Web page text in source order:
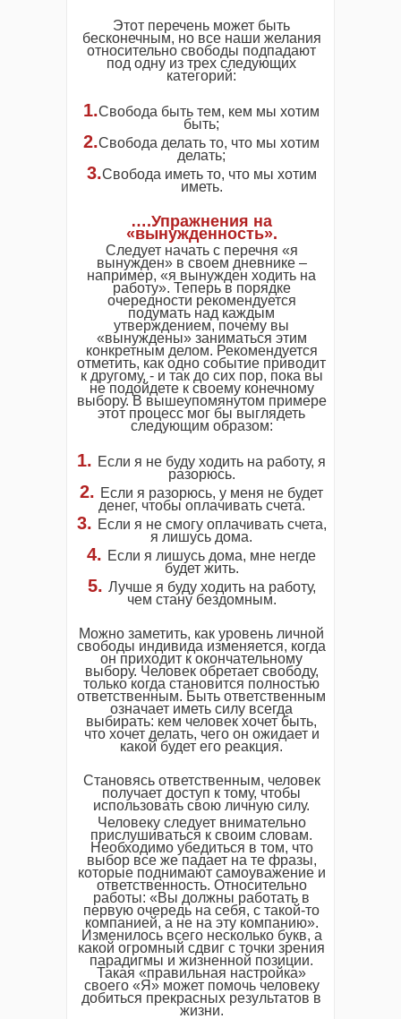
Этот перечень может быть
бесконечным, но все наши желания
относительно свободы подпадают
под одну из трех следующих
категорий:
1.Свобода быть тем, кем мы хотим
быть;
2.Свобода делать то, что мы хотим
делать;
3.Свобода иметь то, что мы хотим
иметь.
….Упражнения на
«вынужденность».
Следует начать с перечня «я
вынужден» в своем дневнике –
например, «я вынужден ходить на
работу». Теперь в порядке
очередности рекомендуется
подумать над каждым
утверждением, почему вы
«вынуждены» заниматься этим
конкретным делом. Рекомендуется
отметить, как одно событие приводит
к другому, - и так до сих пор, пока вы
не подойдете к своему конечному
выбору. В вышеупомянутом примере
этот процесс мог бы выглядеть
следующим образом:
1. Если я не буду ходить на работу, я
разорюсь.
2. Если я разорюсь, у меня не будет
денег, чтобы оплачивать счета.
3. Если я не смогу оплачивать счета,
я лишусь дома.
4. Если я лишусь дома, мне негде
будет жить.
5. Лучше я буду ходить на работу,
чем стану бездомным.
Можно заметить, как уровень личной
свободы индивида изменяется, когда
он приходит к окончательному
выбору. Человек обретает свободу,
только когда становится полностью
ответственным. Быть ответственным
означает иметь силу всегда
выбирать: кем человек хочет быть,
что хочет делать, чего он ожидает и
какой будет его реакция.
Становясь ответственным, человек
получает доступ к тому, чтобы
использовать свою личную силу.
Человеку следует внимательно
прислушиваться к своим словам.
Необходимо убедиться в том, что
выбор все же падает на те фразы,
которые поднимают самоуважение и
ответственность. Относительно
работы: «Вы должны работать в
первую очередь на себя, с такой-то
компанией, а не на эту компанию».
Изменилось всего несколько букв, а
какой огромный сдвиг с точки зрения
парадигмы и жизненной позиции.
Такая «правильная настройка»
своего «Я» может помочь человеку
добиться прекрасных результатов в
жизни.